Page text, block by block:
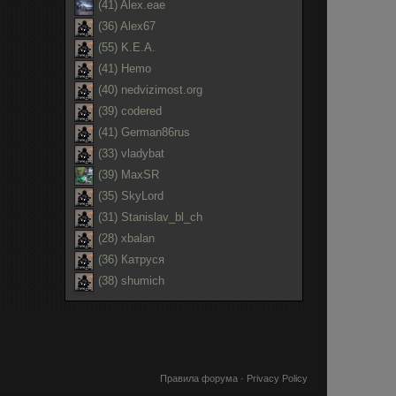
(41) Alex.eae
(36) Alex67
(55) K.E.A.
(41) Hemo
(40) nedvizimost.org
(39) codered
(41) German86rus
(33) vladybat
(39) MaxSR
(35) SkyLord
(31) Stanislav_bl_ch
(28) xbalan
(36) Катруся
(38) shumich
Privacy Policy
Правила форума·